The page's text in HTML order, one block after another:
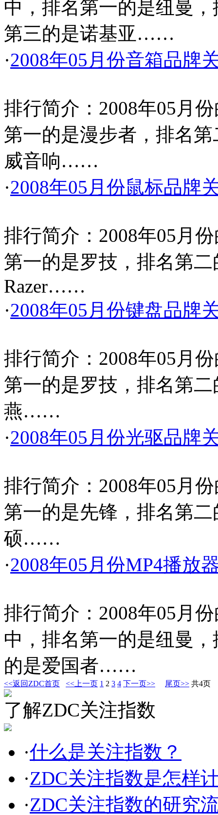
中，排名第一的是纽曼
第三的是诺基亚……
·2008年05月份音箱品牌
排行简介：2008年05月
第一的是漫步者，排名
威音响……
·2008年05月份鼠标品牌
排行简介：2008年05月
第一的是罗技，排名第
Razer……
·2008年05月份键盘品牌
排行简介：2008年05月
第一的是罗技，排名第
燕……
·2008年05月份光驱品牌
排行简介：2008年05月
第一的是先锋，排名第
硕……
·2008年05月份MP4播放
排行简介：2008年05月
中，排名第一的是纽曼
的是爱国者……
<<返回ZDC首页 <<上一页 1 2 3 4 下一页>> 尾页>> 共4页
了解ZDC关注指数
·什么是关注指数？
·ZDC关注指数是怎样
·ZDC关注指数的研究